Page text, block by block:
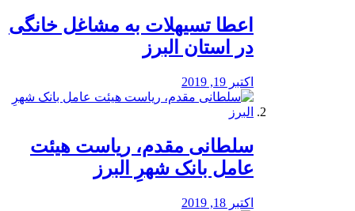
️اعطا تسیهلات به مشاغل خانگی
در استان البرز
اکتبر 19, 2019
سلطانی مقدم، ریاست هیئت
عامل بانک شهرِ البرز
اکتبر 18, 2019